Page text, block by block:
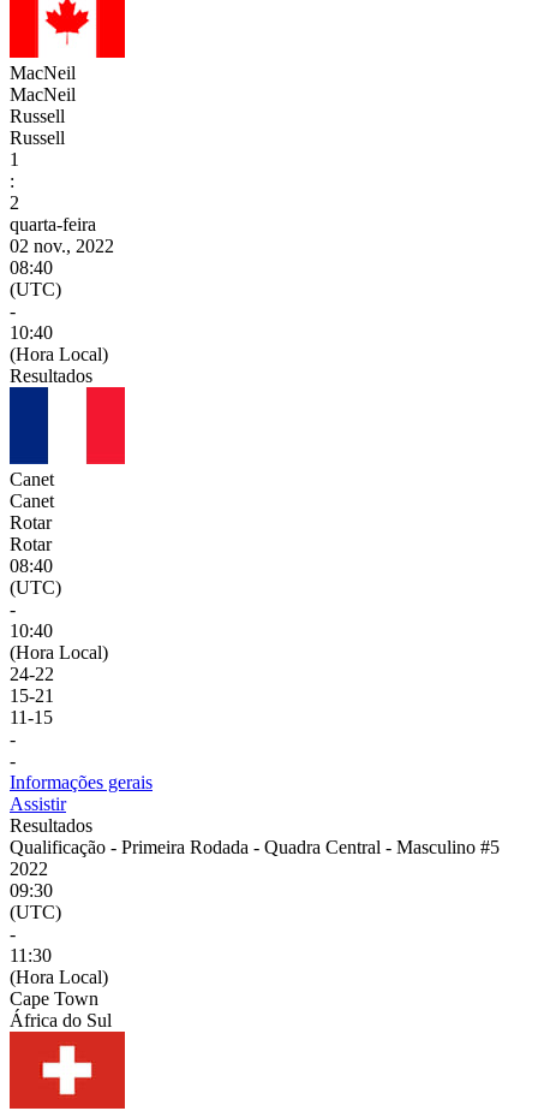
MacNeil
MacNeil
Russell
Russell
1
:
2
quarta-feira
02 nov., 2022
08:40
(UTC)
-
10:40
(Hora Local)
Resultados
Canet
Canet
Rotar
Rotar
08:40
(UTC)
-
10:40
(Hora Local)
24-22
15-21
11-15
-
-
Informações gerais
Assistir
Resultados
Qualificação - Primeira Rodada - Quadra Central - Masculino #5
2022
09:30
(UTC)
-
11:30
(Hora Local)
Cape Town
África do Sul